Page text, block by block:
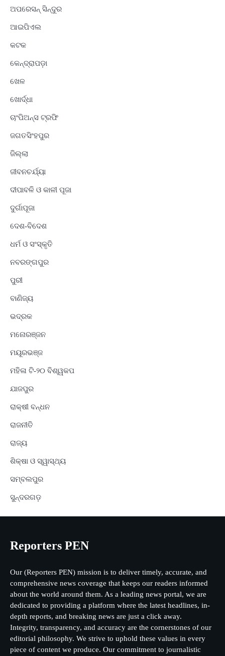
ଅପରେସନ୍ ସିନ୍ଦୁର
ଆଇପିଏଲ
କଟକ
କେନ୍ଦ୍ରାପଡ଼ା
ଖେଳ
ଖୋର୍ଦ୍ଧା
ଚାଂପିଅନ୍ସ ଟ୍ରଫି
ଜଗତସିଂହପୁର
ଜିଲ୍ଲା
ଜୀବନଚର୍ଯ୍ୟା
ଦୀପାବଳି ଓ କାଳୀ ପୂଜା
ଦୁର୍ଗାପୂଜା
ଦେଶ-ବିଦେଶ
ଧର୍ମ ଓ ସଂସ୍କୃତି
ନବରଙ୍ଗପୁର
ପୁରୀ
ବାଣିଜ୍ୟ
ଭଦ୍ରକ
ମନୋରଞ୍ଜନ
ମୟୂରଭଞ୍ଜ
ମହିଳା ଟି-୨୦ ବିଶ୍ୱକପ
ଯାଜପୁର
ରାକ୍ଷୀ ବନ୍ଧନ
ରାଜନୀତି
ରାଜ୍ୟ
ଶିକ୍ଷା ଓ ସ୍ୱାସ୍ଥ୍ୟ
ସମ୍ବଲପୁର
ସୁନ୍ଦରଗଡ଼
Reporters PEN
Our (Reporters PEN) mission is to deliver timely, accurate, and
comprehensive news coverage that keeps our readers informed
about the world around them. As a leading news portal, we are
dedicated to providing a platform where the latest headlines, in-
depth reports, and breaking news are just a click away.
Integrity, transparency, and accuracy are the cornerstones of our
editorial philosophy. We strive to uphold these values in every
piece of content we produce. Our commitment to journalistic